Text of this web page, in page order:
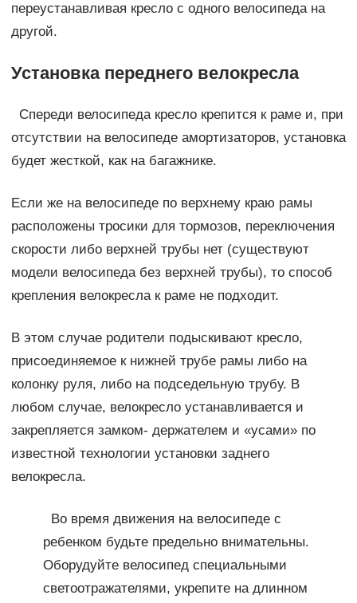
переустанавливая кресло с одного велосипеда на
другой.
Установка переднего велокресла
Спереди велосипеда кресло крепится к раме и, при
отсутствии на велосипеде амортизаторов, установка
будет жесткой, как на багажнике.
Если же на велосипеде по верхнему краю рамы
расположены тросики для тормозов, переключения
скорости либо верхней трубы нет (существуют
модели велосипеда без верхней трубы), то способ
крепления велокресла к раме не подходит.
В этом случае родители подыскивают кресло,
присоединяемое к нижней трубе рамы либо на
колонку руля, либо на подседельную трубу. В
любом случае, велокресло устанавливается и
закрепляется замком- держателем и «усами» по
известной технологии установки заднего
велокресла.
Во время движения на велосипеде с
ребенком будьте предельно внимательны.
Оборудуйте велосипед специальными
светоотражателями, укрепите на длинном